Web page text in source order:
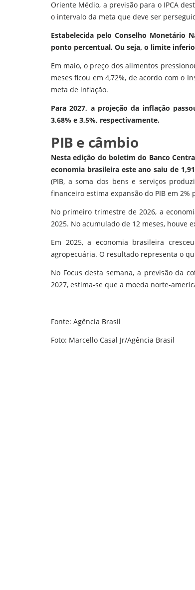
Oriente Médio, a previsão para o IPCA
o intervalo da meta que deve ser
Estabelecida pelo Conselho Monetário
ponto percentual. Ou seja, o limite
Em maio, o preço dos alimentos
meses ficou em 4,72%, de acordo com o
meta de inflação.
Para 2027, a projeção da inflação
3,68% e 3,5%, respectivamente.
PIB e câmbio
Nesta edição do boletim do Banco
economia brasileira este ano saiu de
(PIB, a soma dos bens e serviços
financeiro estima expansão do PIB em 2%
No primeiro trimestre de 2026, a
2025. No acumulado de 12 meses, houve
Em 2025, a economia brasileira
agropecuária. O resultado representa o
No Focus desta semana, a previsão da
2027, estima-se que a moeda norte-
Fonte: Agência Brasil
Foto: Marcello Casal Jr/Agência Brasil